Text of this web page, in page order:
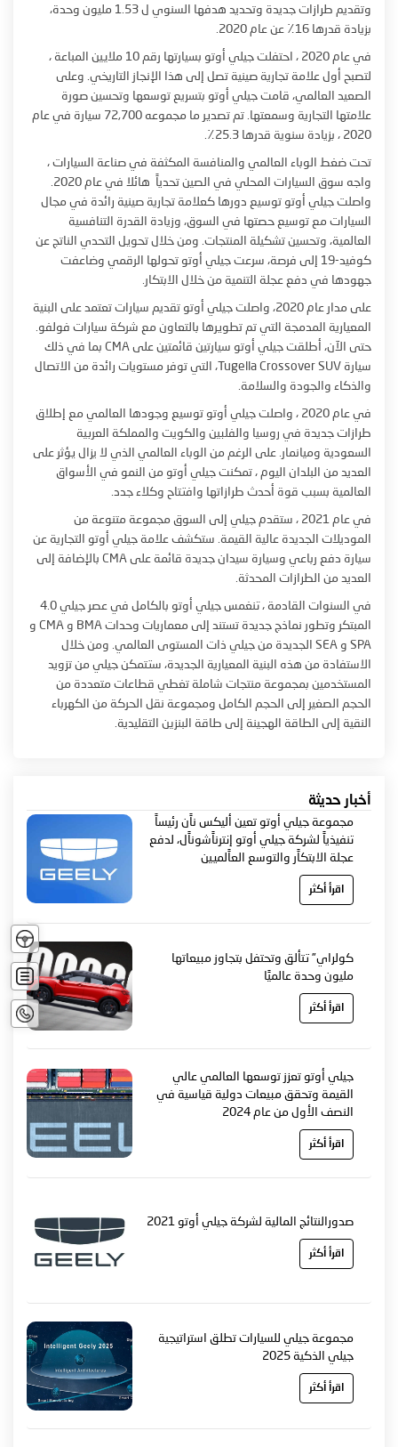
تجربة
الآن
اتصل
بنا
وتقديم طرازات جديدة وتحديد هدفها السنوي ل 1.53 مليون وحدة،
بزيادة قدرها 16٪ عن عام 2020.
في عام 2020 ، احتفلت جيلي أوتو بسيارتها رقم 10 ملايين المباعة ،
لتصبح أول علامة تجارية صينية تصل إلى هذا الإنجاز التاريخي. وعلى
الصعيد العالمي، قامت جيلي أوتو بتسريع توسعها وتحسين صورة
علامتها التجارية وسمعتها. تم تصدير ما مجموعه 72,700 سيارة في عام
2020 ، بزيادة سنوية قدرها 25.3٪.
تحت ضغط الوباء العالمي والمنافسة المكثفة في صناعة السيارات ،
واصلت جيلي أوتو توسيع دورها كعلامة تجارية صينية رائدة في مجال
السيارات مع توسيع حصتها في السوق، وزيادة القدرة التنافسية
العالمية، وتحسين تشكيلة المنتجات. ومن خلال تحويل التحدي الناتج عن
كوفيد-19 إلى فرصة، سرعت جيلي أوتو تحولها الرقمي وضاعفت
جهودها في دفع عجلة التنمية من خلال الابتكار.
على مدار عام 2020، واصلت جيلي أوتو تقديم سيارات تعتمد على البنية
المعيارية المدمجة التي تم تطويرها بالتعاون مع شركة سيارات فولفو.
حتى الآن، أطلقت جيلي أوتو سيارتين قائمتين على CMA بما في ذلك
سيارة Tugella Crossover SUV، التي توفر مستويات رائدة من الاتصال
والذكاء والجودة والسلامة.
في عام 2020 ، واصلت جيلي أوتو توسيع وجودها العالمي مع إطلاق
طرازات جديدة في روسيا والفلبين والكويت والمملكة العربية
السعودية وميانمار. على الرغم من الوباء العالمي الذي لا يزال يؤثر على
العديد من البلدان اليوم ، تمكنت جيلي أوتو من النمو في الأسواق
العالمية بسبب قوة أحدث طرازاتها وافتتاح وكلاء جدد.
في عام 2021 ، ستقدم جيلي إلى السوق مجموعة متنوعة من
الموديلات الجديدة عالية القيمة. ستكشف علامة جيلي أوتو التجارية عن
سيارة دفع رباعي وسيارة سيدان جديدة قائمة على CMA بالإضافة إلى
العديد من الطرازات المحدثة.
في السنوات القادمة ، تنغمس جيلي أوتو بالكامل في عصر جيلي 4.0
المبتكر وتطور نماذج جديدة تستند إلى معماريات وحدات BMA و CMA و
SPA و SEA الجديدة من جيلي ذات المستوى العالمي. ومن خلال
الاستفادة من هذه البنية المعيارية الجديدة، ستتمكن جيلي من تزويد
المستخدمين بمجموعة منتجات شاملة تغطي قطاعات متعددة من
الحجم الصغير إلى الحجم الكامل ومجموعة نقل الحركة من الكهرباء
النقية إلى الطاقة الهجينة إلى طاقة البنزين التقليدية.
أخبار حديثة
مجموعة جيلي أوتو تعين أليكس ناًن رئيساً
تنفيذياً لشركة جيلي أوتو إنترناًشوناًل، لدفع
عجلة الابتكاًر والتوسع العاًلميين
اقرأ أكثر
كولراي” تتألق وتحتفل بتجاوز مبيعاتها
مليون وحدة عالميًا
اقرأ أكثر
جيلي أوتو تعزز توسعها العالمي عالي
القيمة وتحقق مبيعات دولية قياسية في
النصف الأول من عام 2024
اقرأ أكثر
صدورالنتائج المالية لشركة جيلي أوتو 2021
اقرأ أكثر
مجموعة جيلي للسيارات تطلق استراتيجية
جيلي الذكية 2025
اقرأ أكثر